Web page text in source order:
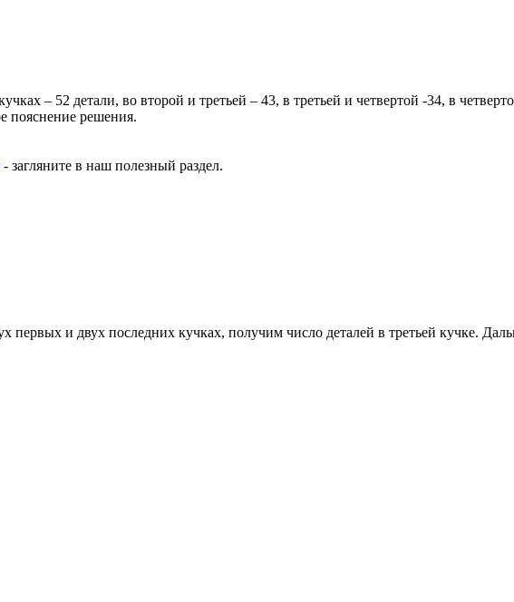
– 52 детали, во второй и третьей – 43, в третьей и четвертой -34, в
пояснение решения.
- загляните в наш полезный раздел.
первых и двух последних кучках, получим число деталей в третьей кучке.